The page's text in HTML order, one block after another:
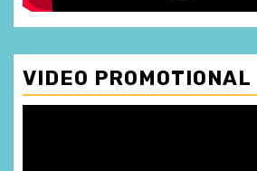
VIDEO PROMOTIONAL